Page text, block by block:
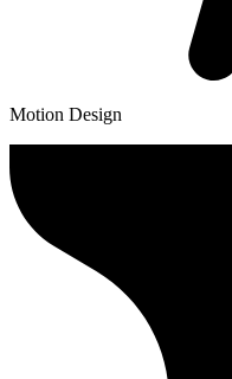
Motion Design